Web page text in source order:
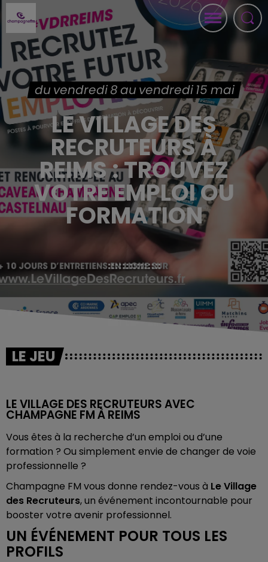
du vendredi 8 au vendredi 15 mai
LE VILLAGE DES
RECRUTEURS À
REIMS : TROUVEZ
VOTRE EMPLOI OU
FORMATION
LE JEU
LE VILLAGE DES RECRUTEURS AVEC
CHAMPAGNE FM À REIMS
Vous êtes à la recherche d’un emploi ou d’une
formation ? Ou simplement envie de changer de voie
professionnelle ?
Champagne FM vous donne rendez-vous à Le Village
des Recruteurs, un événement incontournable pour
booster votre avenir professionnel.
UN ÉVÉNEMENT POUR TOUS LES
PROFILS